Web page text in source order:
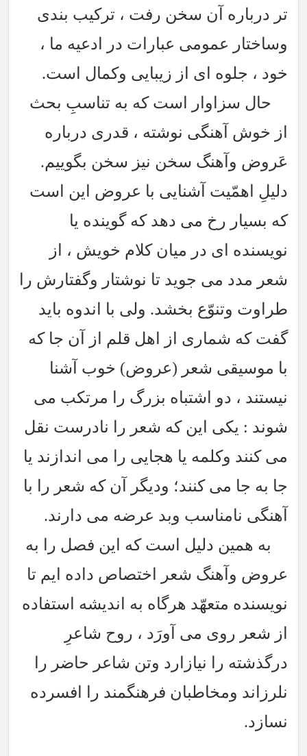
تر درباره آن سخن رفت ، ترکیب بندی
وساختار عمومی عبارات در ادعیه ما ،
خود ، جلوه ای از زیبایی وکمال است.
حال سزاوار است که به تناسبِ بحث
از خوش آهنگی نوشته ، قدری درباره
عَروض وآهنگ سخن نیز سخن بگوییم.
دلیلِ اهمّیت آشنایی با عروض این است
که بسیار رخ می دهد که گوینده یا
نویسنده ای در میان کلام خویش ، از
شعر مدد می جوید تا نوشتار وگفتارش را
طراوت وتنوّع بخشد. ولی با اندوه باید
گفت که شماری از اهل قلم از آن جا که
با موسیقی شعر (عروض) خوب آشنا
نیستند ، دو اشتباه بزرگ را مرتکب می
شوند : یکی این که شعر را نادرست نقل
می کنند وکلمه یا هجایی را می اندازند یا
جا به جا می کنند؛ ودیگر آن که شعر را با
آهنگی نامناسب وبد عرضه می دارند.
به همین دلیل است که این فصل را به
عروض وآهنگ شعر اختصاص داده ایم تا
نویسنده متعهّد هرگاه به اندیشه استفاده
از شعر روی می آورَد ، روح شاعرِ
درگذشته را نیازارد وتن شاعر حاضر را
نلرزاند ومخاطبان فرهنگمند را افسرده
نسازد.